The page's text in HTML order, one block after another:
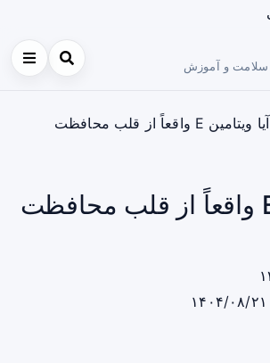
سلامت و آموزش
آیا ویتامین E واقعاً از قلب محافظت
آیا ویتامین E واقعاً از قلب محافظت